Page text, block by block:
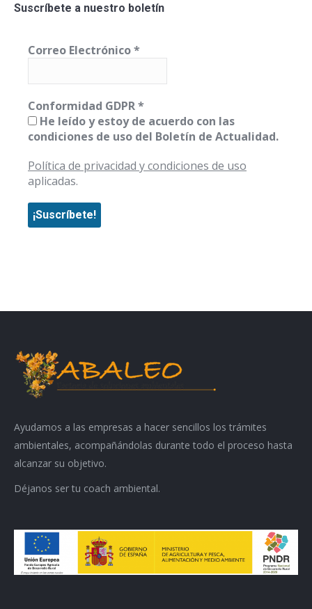
Suscríbete a nuestro boletín
Correo Electrónico*
Conformidad GDPR*
He leído y estoy de acuerdo con las
condiciones de uso del Boletín de Actualidad.
Política de privacidad y condiciones de uso
aplicadas.
Ayudamos a las empresas a hacer sencillos los trámites
ambientales, acompañándolas durante todo el proceso hasta
alcanzar su objetivo.
Déjanos ser tu coach ambiental.